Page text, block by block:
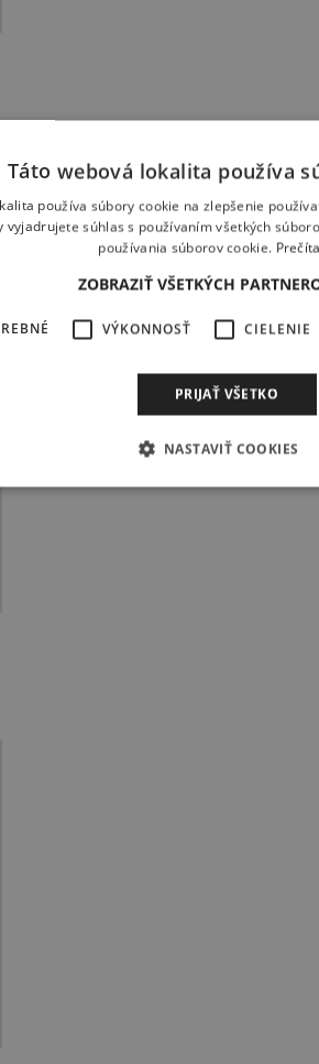
Táto webová lokalita používa
používa súbory cookie na zlepšenie
vyjadrujete súhlas s používaním všetkých
používania súborov cookie.
ZOBRAZIŤ VŠETKÝCH
VÝKONNOSŤ CIELENIE
PRIJAŤ VŠETKO
NASTAVIŤ COOKIES